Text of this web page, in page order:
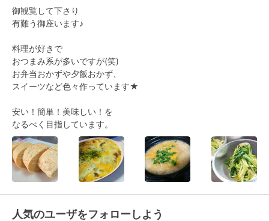
御観覧して下さり
有難う御座います♪
料理が好きで
おつまみ系が多いですが(笑)
お弁当おかずや夕飯おかず、
スイーツなど色々作っています★
安い！簡単！美味しい！を
なるべく目指しています。
人気のユーザをフォローしよう